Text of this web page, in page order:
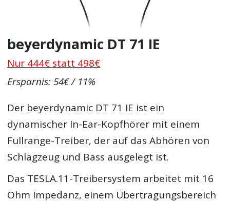
beyerdynamic DT 71 IE
Nur 444€ statt 498€
Ersparnis: 54€ / 11%
Der beyerdynamic DT 71 IE ist ein
dynamischer In-Ear-Kopfhörer mit einem
Fullrange-Treiber, der auf das Abhören von
Schlagzeug und Bass ausgelegt ist.
Das TESLA.11-Treibersystem arbeitet mit 16
Ohm Impedanz, einem Übertragungsbereich